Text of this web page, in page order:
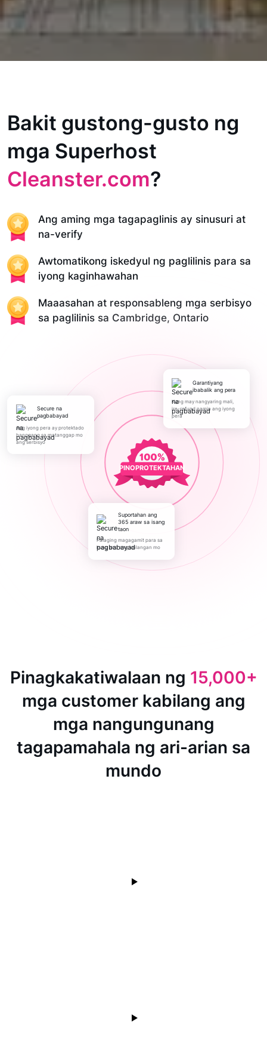
Bakit gustong-gusto ng
mga Superhost
Cleanster.com?
Ang aming mga tagapaglinis ay sinusuri at
na-verify
Awtomatikong iskedyul ng paglilinis para sa
iyong kaginhawahan
Maaasahan at responsableng mga serbisyo
sa paglilinis sa Cambridge, Ontario
PINOPROTEKTAHAN
Secure na
pagbabayad
Ang iyong pera ay protektado
hanggang sa matanggap mo
ang serbisyo
Garantiyang
ibabalik ang pera
Kung may nangyaring mali,
ire-refund namin ang iyong
pera
Suportahan ang
365 araw sa isang
taon
Palaging magagamit para sa
kung ano ang kailangan mo
Pinagkakatiwalaan ng 15,000+
mga customer kabilang ang
mga nangungunang
tagapamahala ng ari-arian sa
mundo